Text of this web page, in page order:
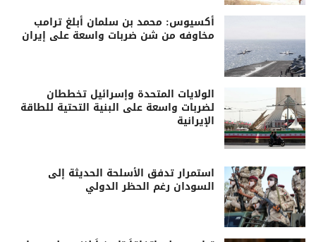
أكسيوس: محمد بن سلمان أبلغ ترامب
مخاوفه من شن ضربات واسعة على إيران
الولايات المتحدة وإسرائيل تخططان
لضربات واسعة على البنية التحتية للطاقة
الإيرانية
استمرار تدفق الأسلحة الحديثة إلى
السودان رغم الحظر الدولي